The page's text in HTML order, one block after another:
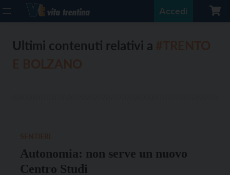
Accedi
Ultimi contenuti relativi a
Autonomia: non serve un nuovo
Centro Studi